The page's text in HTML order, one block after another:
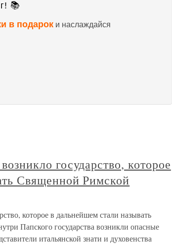
📚
в подарок и наслаждайся
государство, которое
Священной Римской
которое в дальнейшем стали называть
Папского государства возникли опасные
итальянской знати и духовенства